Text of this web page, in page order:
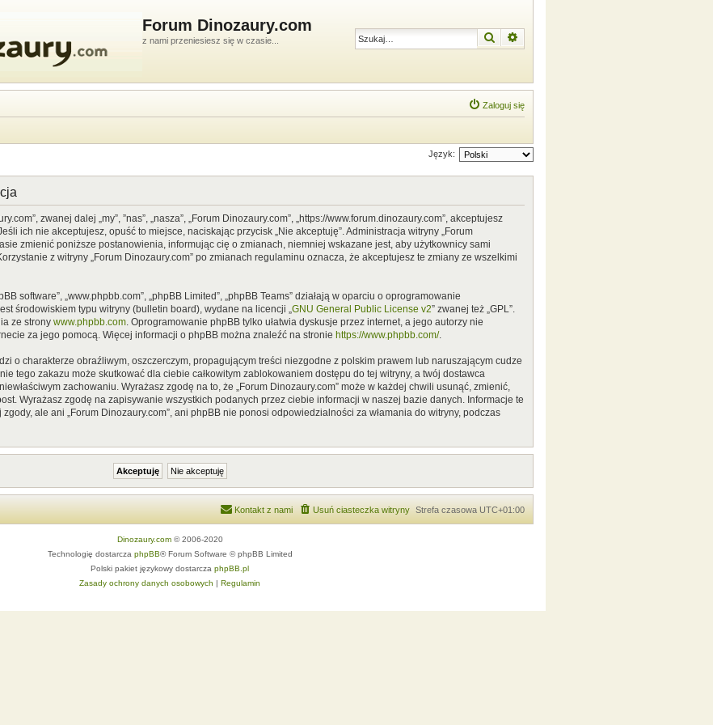
Forum Dinozaury.com
z nami przeniesiesz się w czasie... Szukaj
Zaloguj się
Język:
zwanej dalej „my”, ”nas”, „nasza”, „Forum Dinozaury.com”, „https://www.forum.dinozaury.com”, akceptujesz
ich nie akceptujesz, opuść to miejsce, naciskając przycisk „Nie akceptuję”. Administracja witryny „Forum
zmienić poniższe postanowienia, informując cię o zmianach, niemniej wskazane jest, aby użytkownicy sami
z witryny „Forum Dinozaury.com” po zmianach regulaminu oznacza, że akceptujesz te zmiany ze wszelkimi
software”, „www.phpbb.com”, „phpBB Limited”, „phpBB Teams” działają w oparciu o oprogramowanie
środowiskiem typu witryny (bulletin board), wydane na licencji „ GNU General Public License v2” zwanej też „GPL”.
ze strony www.phpbb.com . Oprogramowanie phpBB tylko ułatwia dyskusje przez internet, a jego autorzy nie
za jego pomocą. Więcej informacji o phpBB można znaleźć na stronie https://www.phpbb.com/.
o charakterze obraźliwym, oszczerczym, propagującym treści niezgodne z polskim prawem lub naruszającym cudze
tego zakazu może skutkować dla ciebie całkowitym zablokowaniem dostępu do tej witryny, a twój dostawca
zachowaniu. Wyrażasz zgodę na to, że „Forum Dinozaury.com” może w każdej chwili usunąć, zmienić,
Wyrażasz zgodę na zapisywanie wszystkich podanych przez ciebie informacji w naszej bazie danych. Informacje te
ale ani „Forum Dinozaury.com”, ani phpBB nie ponosi odpowiedzialności za włamania do witryny, podczas
Strefa czasowa UTC+01:00
Usuń ciasteczka witryny
Kontakt z nami
Dinozaury.com© 2006-2020
Technologię dostarcza phpBB® Forum Software © phpBB Limited
Polski pakiet językowy dostarcza phpBB.pl
Zasady ochrony danych osobowych | Regulamin